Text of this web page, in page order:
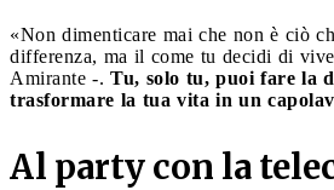
«Non dimenticare mai che non è ciò
differenza, ma il come tu decidi di
Amirante -. Tu, solo tu, puoi fare la
trasformare la tua vita in un
Al party con la